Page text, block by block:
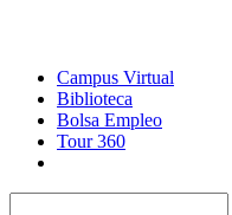
Campus Virtual
Biblioteca
Bolsa Empleo
Tour 360